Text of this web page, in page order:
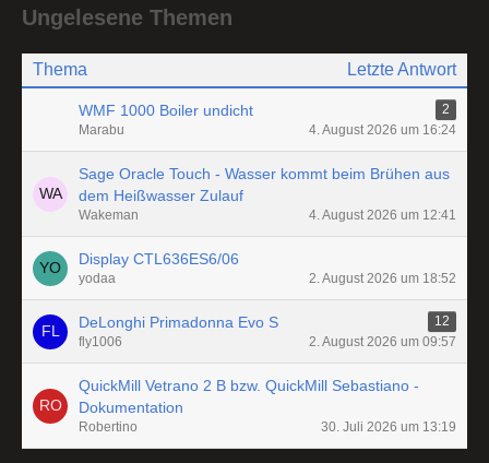
Ungelesene Themen
Thema Letzte Antwort
WMF 1000 Boiler undicht
2
Marabu
4. August 2026 um 16:24
Sage Oracle Touch - Wasser kommt beim Brühen aus
dem Heißwasser Zulauf
Wakeman 4. August 2026 um 12:41
Display CTL636ES6/06
yodaa 2. August 2026 um 18:52
DeLonghi Primadonna Evo S
12
fly1006
2. August 2026 um 09:57
QuickMill Vetrano 2 B bzw. QuickMill Sebastiano -
Dokumentation
Robertino 30. Juli 2026 um 13:19